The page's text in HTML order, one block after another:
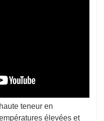
teneur en
élevées et